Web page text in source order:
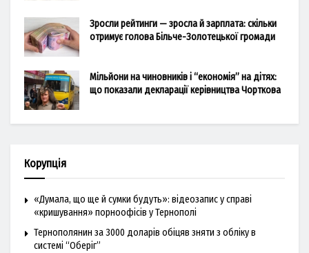
Зросли рейтинги — зросла й зарплата: скільки
отримує голова Більче-Золотецької громади
Мільйони на чиновників і “економія” на дітях:
що показали декларації керівництва Чорткова
Корупція
«Думала, що ще й сумки будуть»: відеозапис у справі
«кришування» порноофісів у Тернополі
Тернополянин за 3000 доларів обіцяв зняти з обліку в
системі “Оберіг”